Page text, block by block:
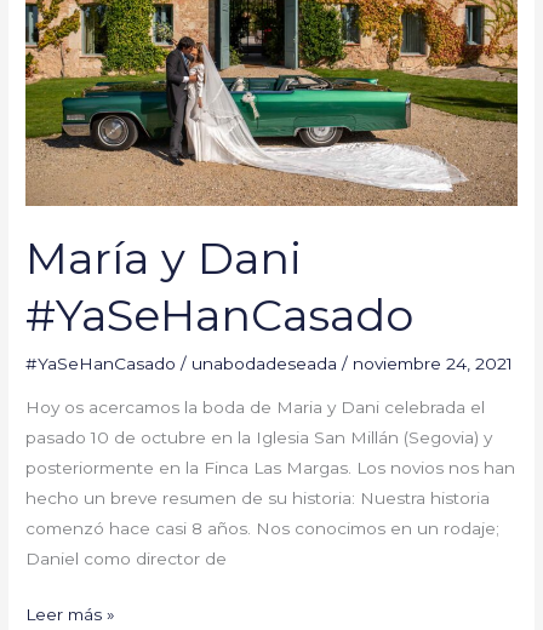
María y Dani
#YaSeHanCasado
#YaSeHanCasado / unabodadeseada/ noviembre 24, 2021
Hoy os acercamos la boda de Maria y Dani celebrada el
pasado 10 de octubre en la Iglesia San Millán (Segovia) y
posteriormente en la Finca Las Margas. Los novios nos han
hecho un breve resumen de su historia: Nuestra historia
comenzó hace casi 8 años. Nos conocimos en un rodaje;
Daniel como director de
Leer más »